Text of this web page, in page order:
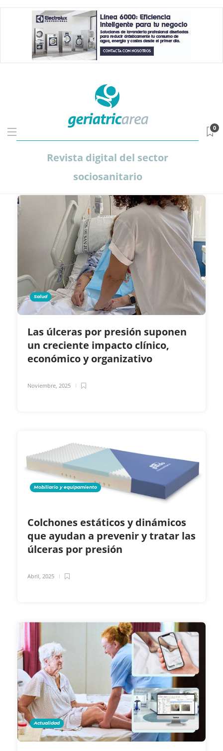
Revista digital del sector
sociosanitario
0
Salud
Las úlceras por presión suponen
un creciente impacto clínico,
económico y organizativo
Noviembre, 2025
Mobiliario y equipamiento
Colchones estáticos y dinámicos
que ayudan a prevenir y tratar las
úlceras por presión
Abril, 2025
Actualidad